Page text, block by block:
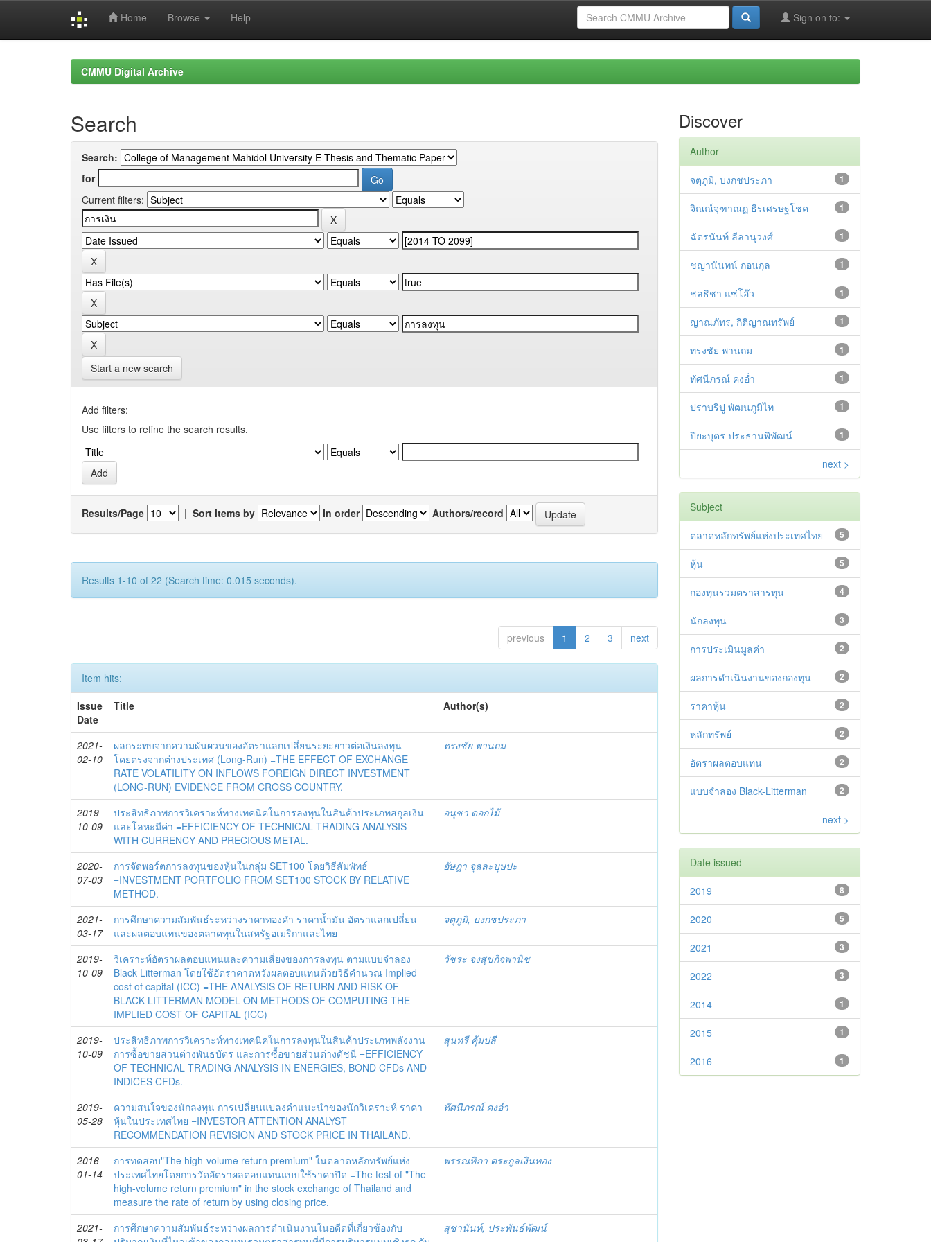
Home Browse Help Sign on to:
CMMU Digital Archive
Search
Search:
for
Current filters:
Start a new search
Add filters:
Use filters to refine the search results.
Results/Page | Sort items by In order Authors/record
Results 1-10 of 22 (Search time: 0.015 seconds).
previous 1 2 3 next
Item hits:
Issue
Date
Title Author(s)
2021-
02-10
ผลกระทบจากความผันผวนของอัตราแลกเปลี่ยนระยะยาวต่อเงินลงทุน
โดยตรงจากต่างประเทศ (Long-Run) =THE EFFECT OF EXCHANGE
RATE VOLATILITY ON INFLOWS FOREIGN DIRECT INVESTMENT
(LONG-RUN) EVIDENCE FROM CROSS COUNTRY.
ทรงชัย พานถม
2019-
10-09
ประสิทธิภาพการวิเคราะห์ทางเทคนิคในการลงทุนในสินค้าประเภทสกุลเงิน
และโลหะมีค่า =EFFICIENCY OF TECHNICAL TRADING ANALYSIS
WITH CURRENCY AND PRECIOUS METAL.
อนุชา ดอกไม้
2020-
07-03
การจัดพอร์ตการลงทุนของหุ้นในกลุ่ม SET100 โดยวิธีสัมพัทธ์
=INVESTMENT PORTFOLIO FROM SET100 STOCK BY RELATIVE
METHOD.
อัษฎา จุลละบุษปะ
2021-
03-17
การศึกษาความสัมพันธ์ระหว่างราคาทองคำ ราคาน้ำมัน อัตราแลกเปลี่ยน
และผลตอบแทนของตลาดทุนในสหรัฐอเมริกาและไทย
จตุภูมิ, บงกชประภา
2019-
10-09
วิเคราะห์อัตราผลตอบแทนและความเสี่ยงของการลงทุน ตามแบบจำลอง
Black-Litterman โดยใช้อัตราคาดหวังผลตอบแทนด้วยวิธีคำนวณ Implied
cost of capital (ICC) =THE ANALYSIS OF RETURN AND RISK OF
BLACK-LITTERMAN MODEL ON METHODS OF COMPUTING THE
IMPLIED COST OF CAPITAL (ICC)
วัชระ จงสุขกิจพานิช
2019-
10-09
ประสิทธิภาพการวิเคราะห์ทางเทคนิคในการลงทุนในสินค้าประเภทพลังงาน
การซื้อขายส่วนต่างพันธบัตร และการซื้อขายส่วนต่างดัชนี =EFFICIENCY
OF TECHNICAL TRADING ANALYSIS IN ENERGIES, BOND CFDs AND
INDICES CFDs.
สุนทรี คุ้มปลี
2019-
05-28
ความสนใจของนักลงทุน การเปลี่ยนแปลงคำแนะนำของนักวิเคราะห์ ราคา
หุ้นในประเทศไทย =INVESTOR ATTENTION ANALYST
RECOMMENDATION REVISION AND STOCK PRICE IN THAILAND.
ทัศนีภรณ์ คงอ่ำ
2016-
01-14
การทดสอบ"The high-volume return premium" ในตลาดหลักทรัพย์แห่ง
ประเทศไทยโดยการวัดอัตราผลตอบแทนแบบใช้ราคาปิด =The test of "The
high-volume return premium" in the stock exchange of Thailand and
measure the rate of return by using closing price.
พรรณทิภา ตระกูลเงินทอง
2021-
การศึกษาความสัมพันธ์ระหว่างผลการดำเนินงานในอดีตที่เกี่ยวข้องกับ
สุชานันท์, ประพันธ์พัฒน์
Discover
Author
1
จตุภูมิ, บงกชประภา
1
จิณณ์จุฑาณฏ ธีรเศรษฐโชค
1
ฉัตรนันท์ ลีลานุวงศ์
1
ชญานันทน์ กอนกุล
1
ชลธิชา แซ่โอ๊ว
1
ญาณภัทร, กิติญาณทรัพย์
1
ทรงชัย พานถม
1
ทัศนีภรณ์ คงอ่ำ
1
ปราบริปู พัฒนภูมิไท
1
ปิยะบุตร ประธานพิพัฒน์
next >
Subject
5
ตลาดหลักทรัพย์แห่งประเทศไทย
5
หุ้น
4
กองทุนรวมตราสารทุน
3
นักลงทุน
2
การประเมินมูลค่า
2
ผลการดำเนินงานของกองทุน
2
ราคาหุ้น
2
หลักทรัพย์
2
อัตราผลตอบแทน
2
แบบจำลอง Black-Litterman
next >
Date issued
8
2019
5
2020
3
2021
3
2022
1
2014
1
2015
1
2016